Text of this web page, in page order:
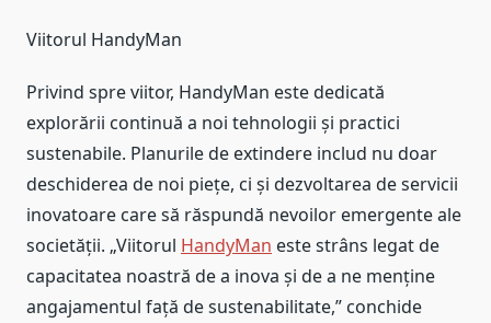
Viitorul HandyMan
Privind spre viitor, HandyMan este dedicată
explorării continuă a noi tehnologii și practici
sustenabile. Planurile de extindere includ nu doar
deschiderea de noi piețe, ci și dezvoltarea de servicii
inovatoare care să răspundă nevoilor emergente ale
societății. „Viitorul HandyMan este strâns legat de
capacitatea noastră de a inova și de a ne menține
angajamentul față de sustenabilitate,” conchide